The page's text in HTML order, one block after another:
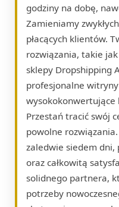
godziny na dobę,
Zamieniamy
płacących klientów.
rozwiązania, takie
sklepy Dropshipping
profesjonalne
wysokokonwertujące
Przestań tracić swój
powolne
zaledwie siedem dni,
oraz całkowitą
solidnego partnera,
potrzeby